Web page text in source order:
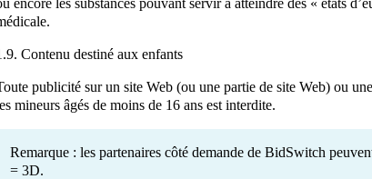
encore les substances pouvant servir à atteindre des « états
Contenu destiné aux enfants
publicité sur un site Web (ou une partie de site Web) ou
mineurs âgés de moins de 16 ans est interdite.
Remarque : les partenaires côté demande de BidSwitch
= 3D.